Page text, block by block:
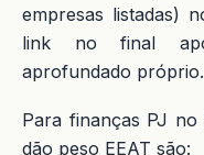
empresas listadas)
link no final
aprofundado próprio.
Para finanças PJ
dão peso EEAT são: